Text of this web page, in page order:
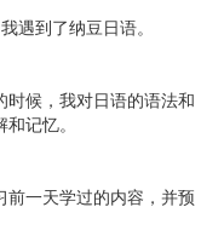
遇到了纳豆日语。
候，我对日语的语法和
记忆。
一天学过的内容，并预